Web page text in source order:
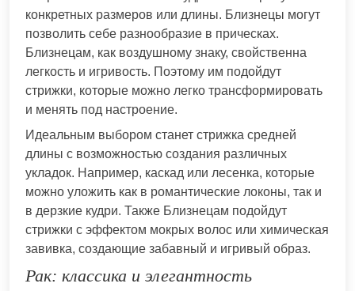
конкретных размеров или длины. Близнецы могут
позволить себе разнообразие в прическах.
Близнецам, как воздушному знаку, свойственна
легкость и игривость. Поэтому им подойдут
стрижки, которые можно легко трансформировать
и менять под настроение.
Идеальным выбором станет стрижка средней
длины с возможностью создания различных
укладок. Например, каскад или лесенка, которые
можно уложить как в романтические локоны, так и
в дерзкие кудри. Также Близнецам подойдут
стрижки с эффектом мокрых волос или химическая
завивка, создающие забавный и игривый образ.
Рак: классика и элегантность